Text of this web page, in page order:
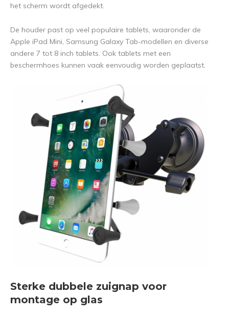
het scherm wordt afgedekt.
De houder past op veel populaire tablets, waaronder de
Apple iPad Mini, Samsung Galaxy Tab-modellen en diverse
andere 7 tot 8 inch tablets. Ook tablets met een
beschermhoes kunnen vaak eenvoudig worden geplaatst.
Sterke dubbele zuignap voor
montage op glas